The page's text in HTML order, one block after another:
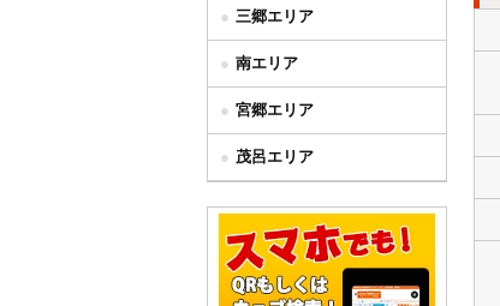
三郷エリア
南エリア
宮郷エリア
茂呂エリア